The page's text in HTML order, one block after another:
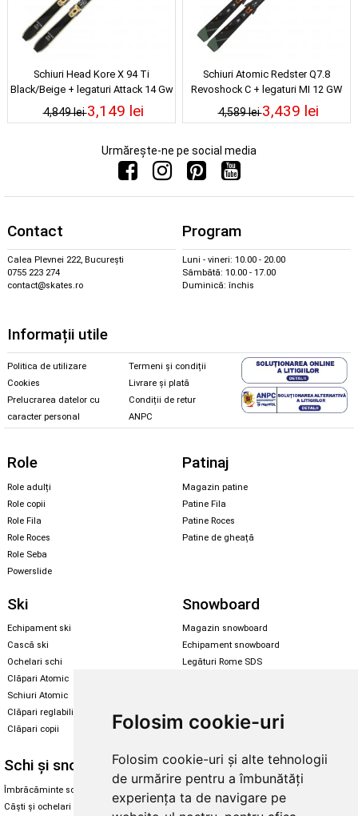
Folosim cookie-uri
Folosim cookie-uri și alte tehnologii
de urmărire pentru a îmbunătăți
experiența ta de navigare pe
Schiuri Head Kore X 94 Ti
Black/Beige + legaturi Attack 14 Gw
25/26
4,849 lei3,149 lei
Schiuri Atomic Redster Q7.8
Revoshock C + legaturi MI 12 GW
Green/Black 25/26
4,589 lei3,439 lei
Urmărește-ne pe social media
Contact
Calea Plevnei 222, București
0755 223 274
contact@skates.ro
Program
Luni - vineri: 10.00 - 20.00
Sâmbătă: 10.00 - 17.00
Duminică: închis
Informații utile
Politica de utilizare
Cookies
Prelucrarea datelor cu
caracter personal
Termeni și condiții
Livrare și plată
Condiții de retur
ANPC
Role
Role adulți
Role copii
Role Fila
Role Roces
Role Seba
Powerslide
Patinaj
Magazin patine
Patine Fila
Patine Roces
Patine de gheață
Ski
Echipament ski
Cască ski
Ochelari schi
Clăpari Atomic
Schiuri Atomic
Clăpari reglabili
Clăpari copii
Snowboard
Magazin snowboard
Echipament snowboard
Legături Rome SDS
Santa Cruz
Schi și snowboard
Îmbrăcăminte schi și snowboard
Căști și ochelari de iarnă
Diverse
Cum aleg ochelarii